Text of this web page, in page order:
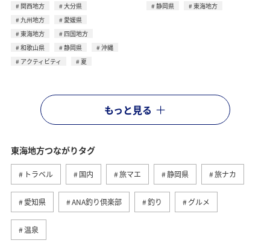
関西地方
大分県
九州地方
愛媛県
東海地方
四国地方
和歌山県
静岡県
沖縄
アクティビティ
夏
静岡県 東海地方
もっと見る
東海地方つながりタグ
トラベル 国内 旅マエ 静岡県 旅ナカ
愛知県 ANA釣り倶楽部 釣り グルメ
温泉